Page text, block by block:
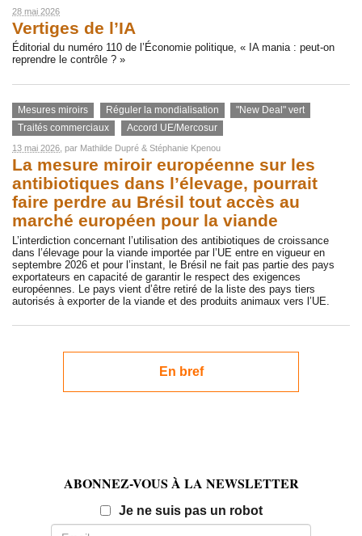
28 mai 2026
Vertiges de l’IA
Éditorial du numéro 110 de l’Économie politique, « IA mania : peut-on
reprendre le contrôle ? »
Mesures miroirs Réguler la mondialisation
"New Deal" vert
Traités commerciaux
Accord UE/Mercosur
13 mai 2026 , par Mathilde Dupré & Stéphanie Kpenou
La mesure miroir européenne sur les
antibiotiques dans l’élevage, pourrait
faire perdre au Brésil tout accès au
marché européen pour la viande
L’interdiction concernant l’utilisation des antibiotiques de croissance
dans l’élevage pour la viande importée par l’UE entre en vigueur en
septembre 2026 et pour l’instant, le Brésil ne fait pas partie des pays
exportateurs en capacité de garantir le respect des exigences
européennes. Le pays vient d’être retiré de la liste des pays tiers
autorisés à exporter de la viande et des produits animaux vers l’UE.
En bref
ABONNEZ-VOUS À LA NEWSLETTER
Je ne suis pas un robotEmail